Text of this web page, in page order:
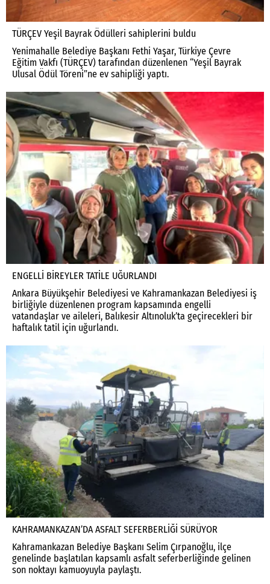
TÜRÇEV Yeşil Bayrak Ödülleri sahiplerini buldu
Yenimahalle Belediye Başkanı Fethi Yaşar, Türkiye Çevre
Eğitim Vakfı (TÜRÇEV) tarafından düzenlenen “Yeşil Bayrak
Ulusal Ödül Töreni”ne ev sahipliği yaptı.
ENGELLİ BİREYLER TATİLE UĞURLANDI
Ankara Büyükşehir Belediyesi ve Kahramankazan Belediyesi iş
birliğiyle düzenlenen program kapsamında engelli
vatandaşlar ve aileleri, Balıkesir Altınoluk’ta geçirecekleri bir
haftalık tatil için uğurlandı.
KAHRAMANKAZAN’DA ASFALT SEFERBERLİĞİ SÜRÜYOR
Kahramankazan Belediye Başkanı Selim Çırpanoğlu, ilçe
genelinde başlatılan kapsamlı asfalt seferberliğinde gelinen
son noktayı kamuoyuyla paylaştı.